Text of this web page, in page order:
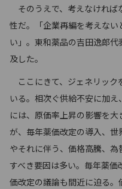
そのうえで、考えなければ
性だ。「企業再編を考えな
い」。東和薬品の吉田逸郎
及した。
ここにきて、ジェネリック
いる。相次ぐ供給不安に加
には、原価率上昇の影響を
が、毎年薬価改定の導入、
やそれに伴う、価格高騰、
すべき要因は多い。毎年薬
価改定の議論も間近に迫る